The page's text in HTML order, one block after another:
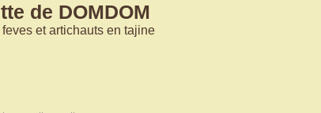
de DOMDOM
et artichauts en tajine